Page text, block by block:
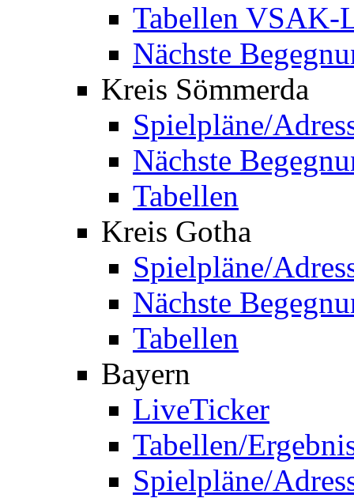
Tabellen VSAK-
Nächste
Kreis Sömmerda
Spielpläne/
Nächste
Tabellen
Kreis Gotha
Spielpläne/
Nächste
Tabellen
Bayern
LiveTicker
Tabellen/
Spielpläne/